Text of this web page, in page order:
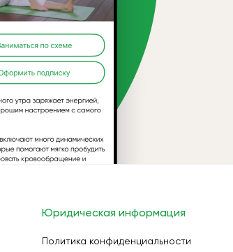
Юридическая информация
Политика конфиденциальности